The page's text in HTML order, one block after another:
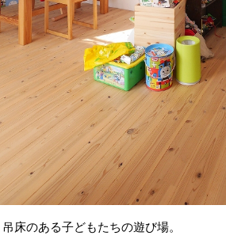
吊床のある子どもたちの遊び場。